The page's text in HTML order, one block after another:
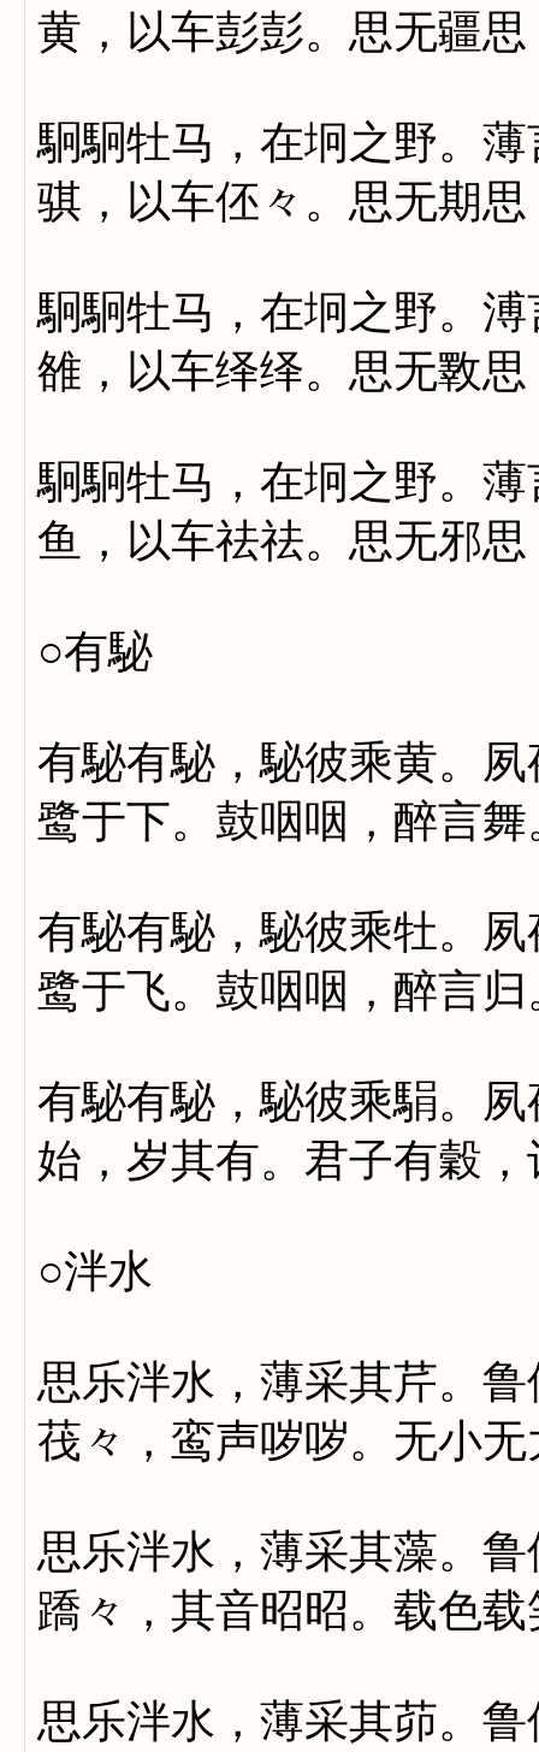
黄，以车彭彭。思无疆
駉駉牡马，在坰之野。
骐，以车伾々。思无期
駉駉牡马，在坰之野。
雒，以车绎绎。思无斁
駉駉牡马，在坰之野。
鱼，以车祛祛。思无邪
○有駜
有駜有駜，駜彼乘黄。
鹭于下。鼓咽咽，醉言
有駜有駜，駜彼乘牡。
鹭于飞。鼓咽咽，醉言
有駜有駜，駜彼乘駽。
始，岁其有。君子有穀
○泮水
思乐泮水，薄采其芹。
茷々，鸾声哕哕。无小
思乐泮水，薄采其藻。
蹻々，其音昭昭。载色
思乐泮水，薄采其茆。